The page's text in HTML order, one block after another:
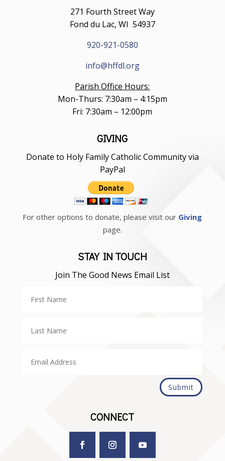
271 Fourth Street Way
Fond du Lac, WI 54937
920-921-0580
info@hffdl.org
Parish Office Hours:
Mon-Thurs: 7:30am – 4:15pm
Fri: 7:30am – 12:00pm
GIVING
Donate to Holy Family Catholic Community via
PayPal
For other options to donate, please visit our Giving
page.
STAY IN TOUCH
Join The Good News Email List
Submit
CONNECT